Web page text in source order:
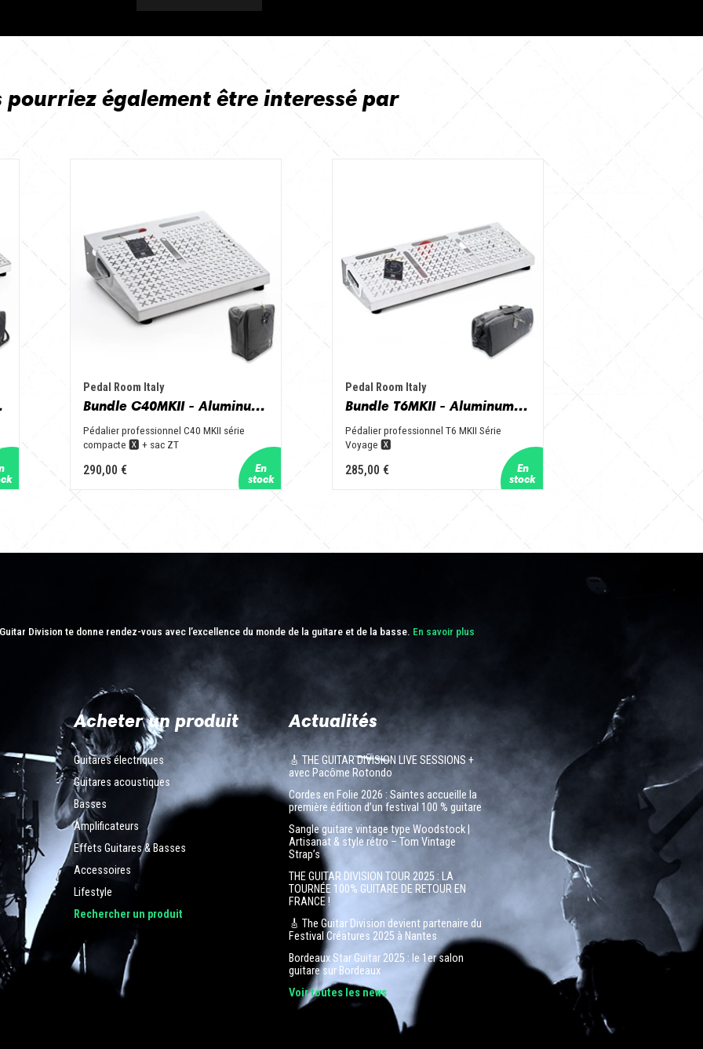
pourriez également être interessé par
Pedal Room Italy
Bundle C40MKII - Aluminum & Black + ZTbag
Pédalier professionnel C40 MKII série
compacte 🆇 + sac ZT
290,00 €
Pedal Room Italy
Bundle T6MKII - Aluminum & Black + Nbag
Pédalier professionnel T6 MKII Série
Voyage 🆇
285,00 €
Division te donne rendez-vous avec l’excellence du monde de la guitare et de la basse. En savoir plus
Acheter un produit
Guitares électriques
Guitares acoustiques
Basses
Amplificateurs
Effets Guitares & Basses
Accessoires
Lifestyle
Rechercher un produit
Actualités
🎸 THE GUITAR DIVISION LIVE SESSIONS +
avec Pacôme Rotondo
Cordes en Folie 2026 : Saintes accueille la
première édition d’un festival 100 % guitare
Sangle guitare vintage type Woodstock |
Artisanat & style rétro – Tom Vintage
Strap’s
THE GUITAR DIVISION TOUR 2025 : LA
TOURNÉE 100% GUITARE DE RETOUR EN
FRANCE !
🎸 The Guitar Division devient partenaire du
Festival Créatures 2025 à Nantes
Bordeaux Star Guitar 2025 : le 1er salon
guitare sur Bordeaux
Voir toutes les news